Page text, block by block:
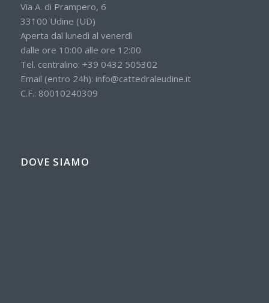
Via A. di Prampero, 6
33100 Udine (UD)
Aperta dal lunedì al venerdì
dalle ore 10:00 alle ore 12:00
Tel. centralino: +39 0432 505302
Email (entro 24h): info@cattedraleudine.it
C.F.: 80010240309
DOVE SIAMO